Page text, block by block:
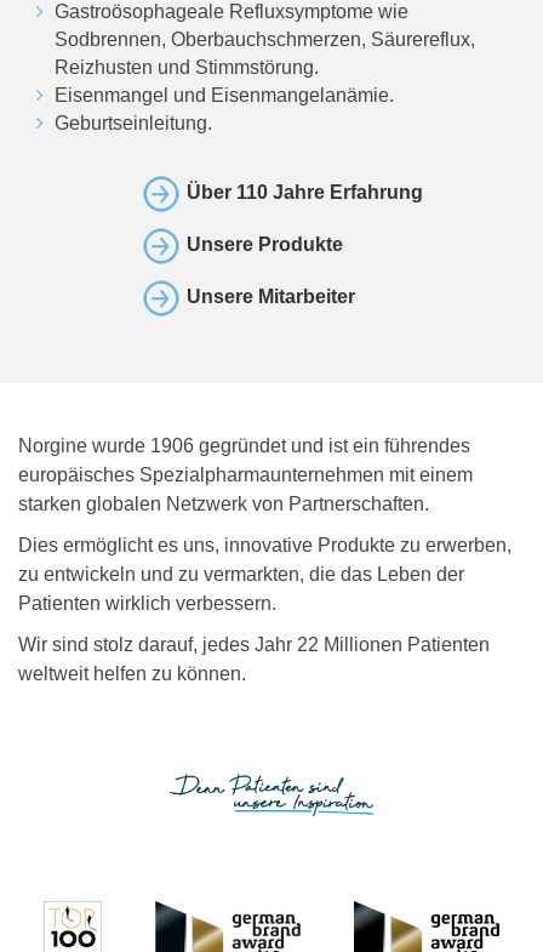
Gastroösophageale Refluxsymptome wie
Sodbrennen, Oberbauchschmerzen, Säurereflux,
Reizhusten und Stimmstörung.
Eisenmangel und Eisenmangelanämie.
Geburtseinleitung.
Über 110 Jahre Erfahrung
Unsere Produkte
Unsere Mitarbeiter
Norgine wurde 1906 gegründet und ist ein führendes
europäisches Spezialpharmaunternehmen mit einem
starken globalen Netzwerk von Partnerschaften.
Dies ermöglicht es uns, innovative Produkte zu erwerben,
zu entwickeln und zu vermarkten, die das Leben der
Patienten wirklich verbessern.
Wir sind stolz darauf, jedes Jahr 22 Millionen Patienten
weltweit helfen zu können.